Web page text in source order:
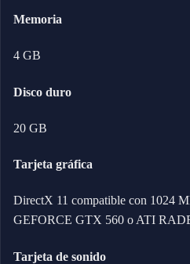
Memoria
4 GB
Disco duro
20 GB
Tarjeta gráfica
DirectX 11 compatible con 1024
GEFORCE GTX 560 o ATI
Tarjeta de sonido